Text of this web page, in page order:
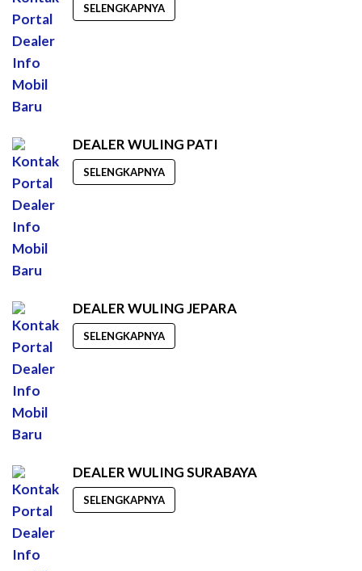
SELENGKAPNYA
DEALER WULING PATI
SELENGKAPNYA
DEALER WULING JEPARA
SELENGKAPNYA
DEALER WULING SURABAYA
SELENGKAPNYA